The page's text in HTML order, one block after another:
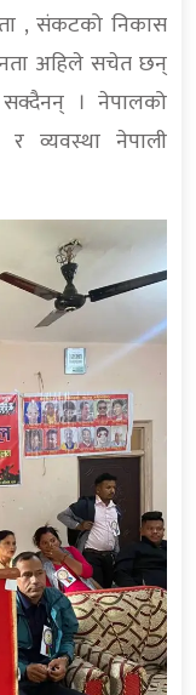
, संकटको निकास
अहिले सचेत छन्
। नेपालको
व्यवस्था नेपाली